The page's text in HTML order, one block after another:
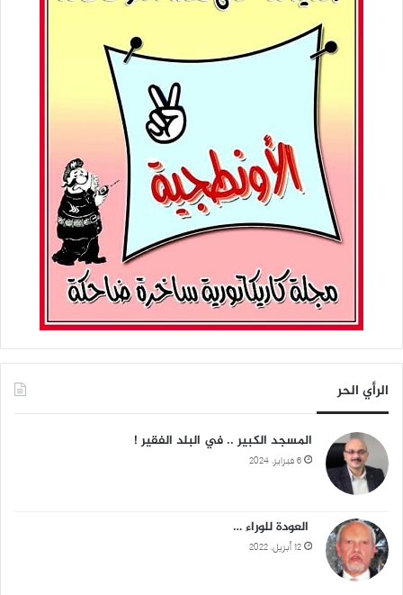
الرأي الحر
المسجد الكبير .. في البلد الفقير !
6 فبراير، 2024
العودة للوراء …
12 أبريل، 2022